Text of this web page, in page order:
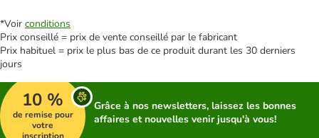
*Voir conditions
Prix conseillé = prix de vente conseillé par le fabricant
Prix habituel = prix le plus bas de ce produit durant les 30 derniers
jours
10 %
de remise pour
votre
Grâce à nos newsletters, laissez les bonnes
affaires et nouvelles venir jusqu'à vous!